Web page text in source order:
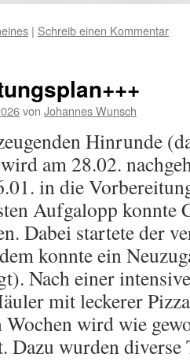
| Schreib einen Kommentar
von Johannes Wunsch
Hinrunde
am 28.02.
in die
Aufgalopp konnte
Dabei startete der
konnte ein
Nach einer
mit leckerer
Wochen wird wie
Dazu wurden diverse